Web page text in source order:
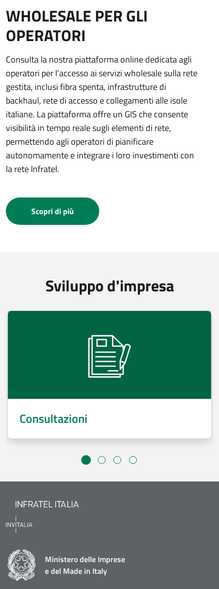
WHOLESALE PER GLI
OPERATORI
Consulta la nostra piattaforma online dedicata agli
operatori per l'accesso ai servizi wholesale sulla rete
gestita, inclusi fibra spenta, infrastrutture di
backhaul, rete di accesso e collegamenti alle isole
italiane. La piattaforma offre un GIS che consente
visibilità in tempo reale sugli elementi di rete,
permettendo agli operatori di pianificare
autonomamente e integrare i loro investimenti con
la rete Infratel.
Scopri di più
Sviluppo d'impresa
Consultazioni
Ministero delle Imprese
e del Made in Italy